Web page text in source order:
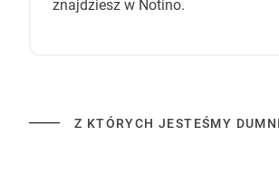
znajdziesz w Notino.
Z KTÓRYCH JESTEŚMY DUMNI